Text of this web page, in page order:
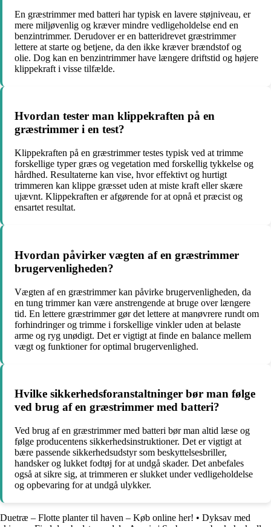
En græstrimmer med batteri har typisk en lavere støjniveau, er
mere miljøvenlig og kræver mindre vedligeholdelse end en
benzintrimmer. Derudover er en batteridrevet græstrimmer
lettere at starte og betjene, da den ikke kræver brændstof og
olie. Dog kan en benzintrimmer have længere driftstid og højere
klippekraft i visse tilfælde.
Hvordan tester man klippekraften på en
græstrimmer i en test?
Klippekraften på en græstrimmer testes typisk ved at trimme
forskellige typer græs og vegetation med forskellig tykkelse og
hårdhed. Resultaterne kan vise, hvor effektivt og hurtigt
trimmeren kan klippe græsset uden at miste kraft eller skære
ujævnt. Klippekraften er afgørende for at opnå et præcist og
ensartet resultat.
Hvordan påvirker vægten af en græstrimmer
brugervenligheden?
Vægten af en græstrimmer kan påvirke brugervenligheden, da
en tung trimmer kan være anstrengende at bruge over længere
tid. En lettere græstrimmer gør det lettere at manøvrere rundt om
forhindringer og trimme i forskellige vinkler uden at belaste
arme og ryg unødigt. Det er vigtigt at finde en balance mellem
vægt og funktioner for optimal brugervenlighed.
Hvilke sikkerhedsforanstaltninger bør man følge
ved brug af en græstrimmer med batteri?
Ved brug af en græstrimmer med batteri bør man altid læse og
følge producentens sikkerhedsinstruktioner. Det er vigtigt at
bære passende sikkerhedsudstyr som beskyttelsesbriller,
handsker og lukket fodtøj for at undgå skader. Det anbefales
også at sikre sig, at trimmeren er slukket under vedligeholdelse
og opbevaring for at undgå ulykker.
Duetræ – Flotte planter til haven – Køb online her! • Dyksav med